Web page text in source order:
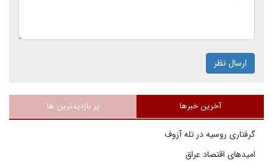
ارسال نظر
آخرین خبرها پر بازدیدترین ها
گرفتاری روسیه در تله آزوف
امیدهای اقتصاد عراق